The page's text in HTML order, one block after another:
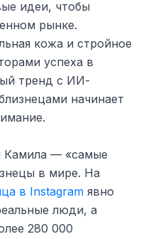
идеи, чтобы
рынке.
кожа и стройное
успеха в
тренд с ИИ-
начинает
Камила — «самые
в мире. На
в Instagram явно
люди, а
280 000